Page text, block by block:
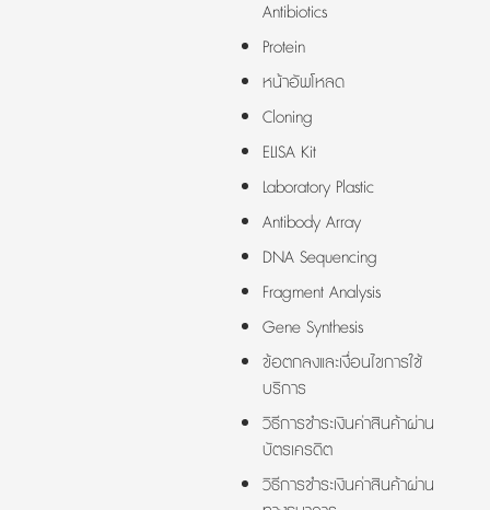
Antibiotics
Protein
หน้าอัพโหลด
Cloning
ELISA Kit
Laboratory Plastic
Antibody Array
DNA Sequencing
Fragment Analysis
Gene Synthesis
ข้อตกลงและเงื่อนไขการใช้
บริการ
วิธีการชำระเงินค่าสินค้าผ่าน
บัตรเครดิต
วิธีการชำระเงินค่าสินค้าผ่าน